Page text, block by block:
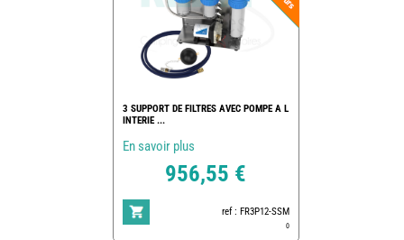
3 SUPPORT DE FILTRES AVEC POMPE A L
INTERIE ...
En savoir plus
956,55 €
ref : FR3P12-SSM
0